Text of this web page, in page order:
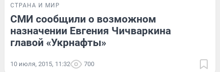
СТРАНА И МИР
СМИ сообщили о возможном
назначении Евгения Чичваркина
главой «Укрнафты»
10 июля, 2015, 11:32 700